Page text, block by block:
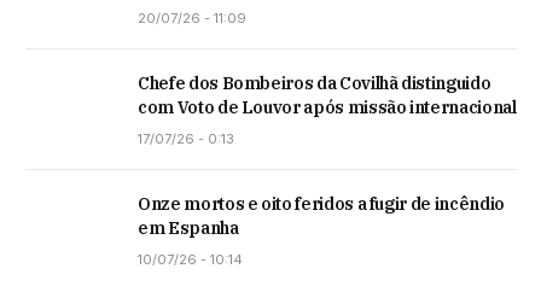
20/07/26 - 11:09
Chefe dos Bombeiros da Covilhã distinguido
com Voto de Louvor após missão internacional
17/07/26 - 0:13
Onze mortos e oito feridos a fugir de incêndio
em Espanha
10/07/26 - 10:14